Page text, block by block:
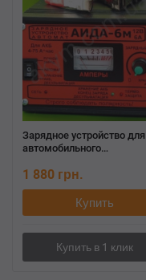
Зарядное устройство для
автомобильного
модифицированное
1 880 грн.
Купить